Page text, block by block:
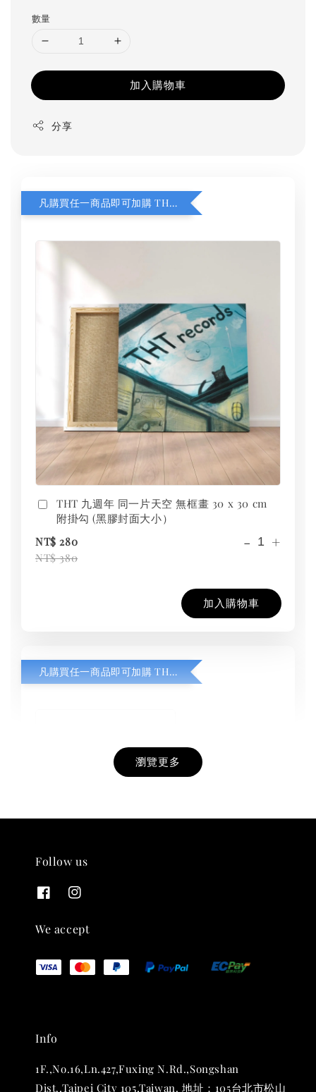
數量
加入購物車
分享
凡購買任一商品即可加購 THT 九週年 同一片天空 無框畫 30 x 30 cm 附掛勾 (黑膠封面大小）
THT 九週年 同一片天空 無框畫 30 x 30 cm
附掛勾 (黑膠封面大小）
NT$ 280
NT$ 380
- +
加入購物車
凡購買任一商品即可加購 THT 九週年紀念 T-shirt
THT 九週年紀念 T-shirt
NT$ 880
加入購物車
瀏覽更多
Follow us
We accept
Info
1F.,No.16,Ln.427,Fuxing N.Rd.,Songshan
Dist.,Taipei City 105,Taiwan. 地址：105台北市松山